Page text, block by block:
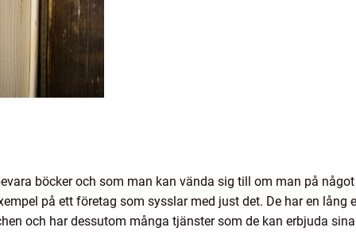
böcker och som man kan vända sig till om man på
på ett företag som sysslar med just det. De har en lång
och har dessutom många tjänster som de kan erbjuda